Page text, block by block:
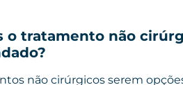
o tratamento não
não cirúrgicos serem